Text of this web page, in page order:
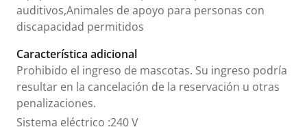
auditivos,Animales de apoyo para personas con
discapacidad permitidos
Característica adicional
Prohibido el ingreso de mascotas. Su ingreso podría
resultar en la cancelación de la reservación u otras
penalizaciones.
Sistema eléctrico :240 V